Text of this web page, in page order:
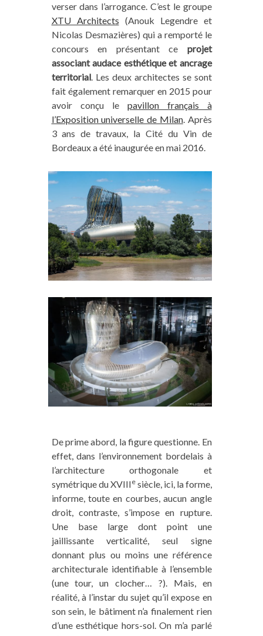
verser dans l’arrogance. C’est le groupe
XTU Architects (Anouk Legendre et
Nicolas Desmazières) qui a remporté le
concours en présentant ce projet
associant audace esthétique et ancrage
territorial. Les deux architectes se sont
fait également remarquer en 2015 pour
avoir conçu le pavillon français à
l’Exposition universelle de Milan. Après
3 ans de travaux, la Cité du Vin de
Bordeaux a été inaugurée en mai 2016.
De prime abord, la figure questionne. En
effet, dans l’environnement bordelais à
l’architecture orthogonale et
symétrique du XVIIIesiècle, ici, la forme,
informe, toute en courbes, aucun angle
droit, contraste, s’impose en rupture.
Une base large dont point une
jaillissante verticalité, seul signe
donnant plus ou moins une référence
architecturale identifiable à l’ensemble
(une tour, un clocher… ?). Mais, en
réalité, à l’instar du sujet qu’il expose en
son sein, le bâtiment n’a finalement rien
d’une esthétique hors-sol. On m’a parlé